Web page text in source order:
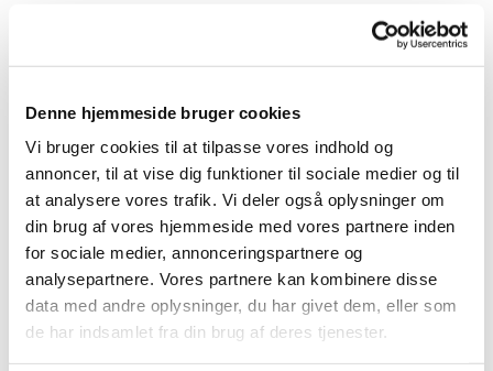
Denne hjemmeside bruger cookies
Vi bruger cookies til at tilpasse vores indhold og
annoncer, til at vise dig funktioner til sociale medier og til
at analysere vores trafik. Vi deler også oplysninger om
din brug af vores hjemmeside med vores partnere inden
for sociale medier, annonceringspartnere og
analysepartnere. Vores partnere kan kombinere disse
data med andre oplysninger, du har givet dem, eller som
de har indsamlet fra din brug af deres tjenester.